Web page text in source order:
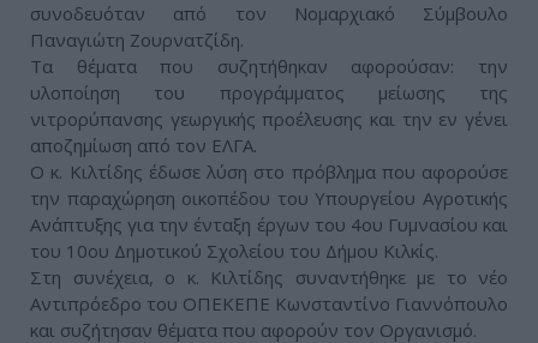
συνοδευόταν από τον Νομαρχιακό Σύμβουλο
Παναγιώτη Ζουρνατζίδη.
Τα θέματα που συζητήθηκαν αφορούσαν: την
υλοποίηση του προγράμματος μείωσης της
νιτρορύπανσης γεωργικής προέλευσης και την εν γένει
αποζημίωση από τον ΕΛΓΑ.
Ο κ. Κιλτίδης έδωσε λύση στο πρόβλημα που αφορούσε
την παραχώρηση οικοπέδου του Υπουργείου Αγροτικής
Ανάπτυξης για την ένταξη έργων του 4ου Γυμνασίου και
του 10ου Δημοτικού Σχολείου του Δήμου Κιλκίς.
Στη συνέχεια, ο κ. Κιλτίδης συναντήθηκε με το νέο
Αντιπρόεδρο του ΟΠΕΚΕΠΕ Κωνσταντίνο Γιαννόπουλο
και συζήτησαν θέματα που αφορούν τον Οργανισμό.